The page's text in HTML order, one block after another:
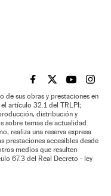
EL PAÍS BRASIL EN
EL PAÍSEL PAÍS
EL
de sus obras y prestaciones en
artículo 32.1 del TRLPI;
distribución y
sobre temas de actualidad
realiza una reserva expresa
prestaciones accesibles desde
medios que resulten
67.3 del Real Decreto - ley